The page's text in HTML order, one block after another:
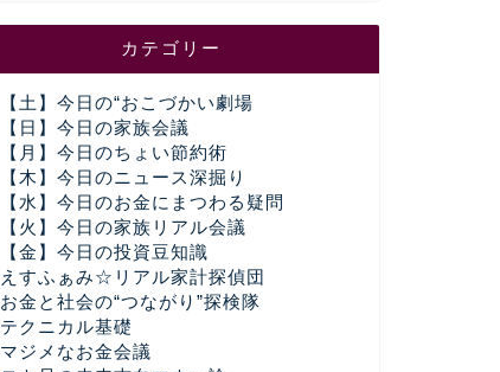
カテゴリー
【土】今日の“おこづかい劇場
【日】今日の家族会議
【月】今日のちょい節約術
【木】今日のニュース深掘り
【水】今日のお金にまつわる疑問
【火】今日の家族リアル会議
【金】今日の投資豆知識
えすふぁみ☆リアル家計探偵団
お金と社会の“つながり”探検隊
テクニカル基礎
マジメなお金会議